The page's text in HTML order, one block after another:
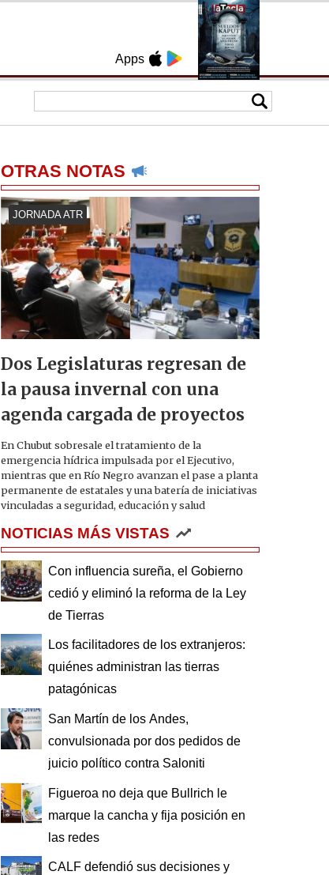
Apps
OTRAS NOTAS
JORNADA ATR
Dos Legislaturas regresan de
la pausa invernal con una
agenda cargada de proyectos
En Chubut sobresale el tratamiento de la
emergencia hídrica impulsada por el Ejecutivo,
mientras que en Río Negro avanzan el pase a planta
permanente de estatales y una batería de iniciativas
vinculadas a seguridad, educación y salud
NOTICIAS MÁS VISTAS
Con influencia sureña, el Gobierno
cedió y eliminó la reforma de la Ley
de Tierras
Los facilitadores de los extranjeros:
quiénes administran las tierras
patagónicas
San Martín de los Andes,
convulsionada por dos pedidos de
juicio político contra Saloniti
Figueroa no deja que Bullrich le
marque la cancha y fija posición en
las redes
CALF defendió sus decisiones y